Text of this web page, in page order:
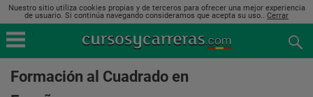
Nuestro sitio utiliza cookies propias y de terceros para ofrecer una mejor experiencia
de usuario. Si continúa navegando consideramos que acepta su uso.. Cerrar
Formación al Cuadrado en